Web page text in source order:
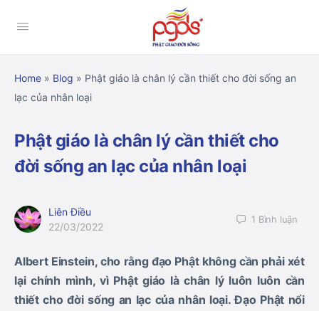
Home » Blog » Phật giáo là chân lý cần thiết cho đời sống an
lạc của nhân loại
Phật giáo là chân lý cần thiết cho
đời sống an lạc của nhân loại
Liên Điều
22/03/2022
1 Bình luận
Albert Einstein, cho rằng đạo Phật không cần phải xét
lại chính mình, vì Phật giáo là chân lý luôn luôn cần
thiết cho đời sống an lạc của nhân loại. Đạo Phật nổi